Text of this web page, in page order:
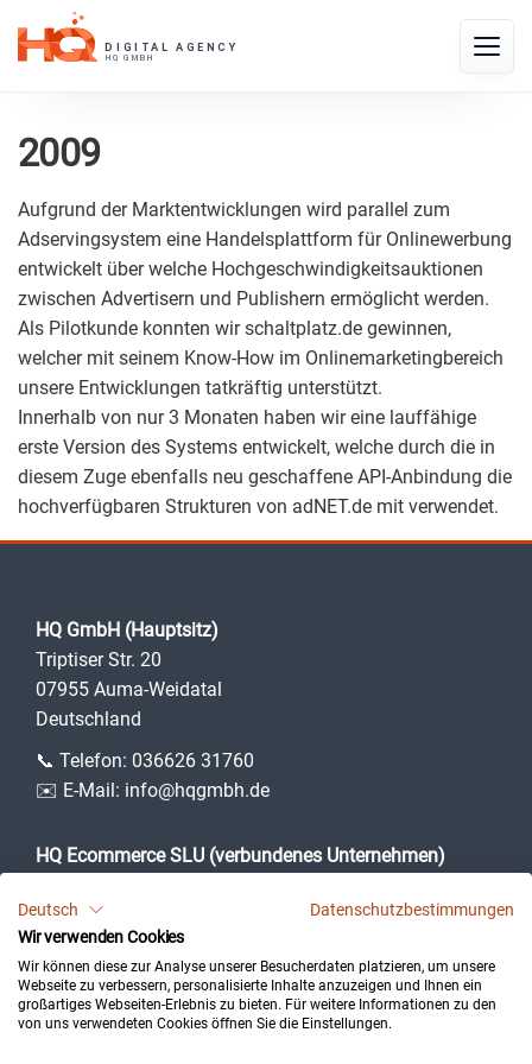
Toggle
2009
Aufgrund der Marktentwicklungen wird parallel zum
Adservingsystem eine Handelsplattform für Onlinewerbung
entwickelt über welche Hochgeschwindigkeitsauktionen
zwischen Advertisern und Publishern ermöglicht werden.
Als Pilotkunde konnten wir schaltplatz.de gewinnen,
welcher mit seinem Know-How im Onlinemarketingbereich
unsere Entwicklungen tatkräftig unterstützt.
Innerhalb von nur 3 Monaten haben wir eine lauffähige
erste Version des Systems entwickelt, welche durch die in
diesem Zuge ebenfalls neu geschaffene API-Anbindung die
hochverfügbaren Strukturen von adNET.de mit verwendet.
HQ GmbH (Hauptsitz)
Triptiser Str. 20
07955 Auma-Weidatal
Deutschland
📞 Telefon: 036626 31760
✉️ E-Mail: info@hqgmbh.de
HQ Ecommerce SLU (verbundenes Unternehmen)
07360 Lloseta (Illes Balears)
Spanien
Impressum
Deutsch
Datenschutzbestimmungen
Wir verwenden Cookies
Wir können diese zur Analyse unserer Besucherdaten platzieren, um unsere
Webseite zu verbessern, personalisierte Inhalte anzuzeigen und Ihnen ein
großartiges Webseiten-Erlebnis zu bieten. Für weitere Informationen zu den
von uns verwendeten Cookies öffnen Sie die Einstellungen.